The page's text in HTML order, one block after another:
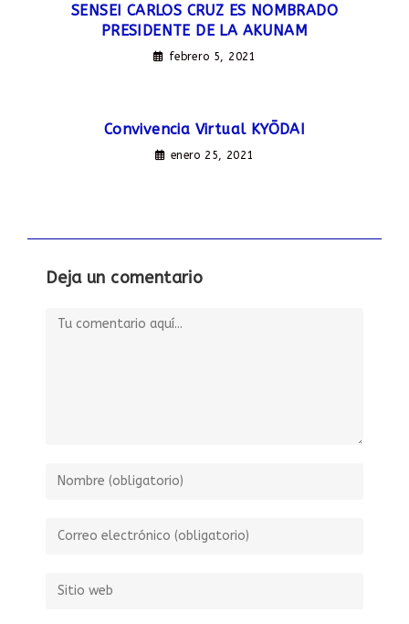
SENSEI CARLOS CRUZ ES NOMBRADO
PRESIDENTE DE LA AKUNAM
febrero 5, 2021
Convivencia Virtual KYŌDAI
enero 25, 2021
Deja un comentario
Comentario
Introduce
de
Introduce
de
Introduce